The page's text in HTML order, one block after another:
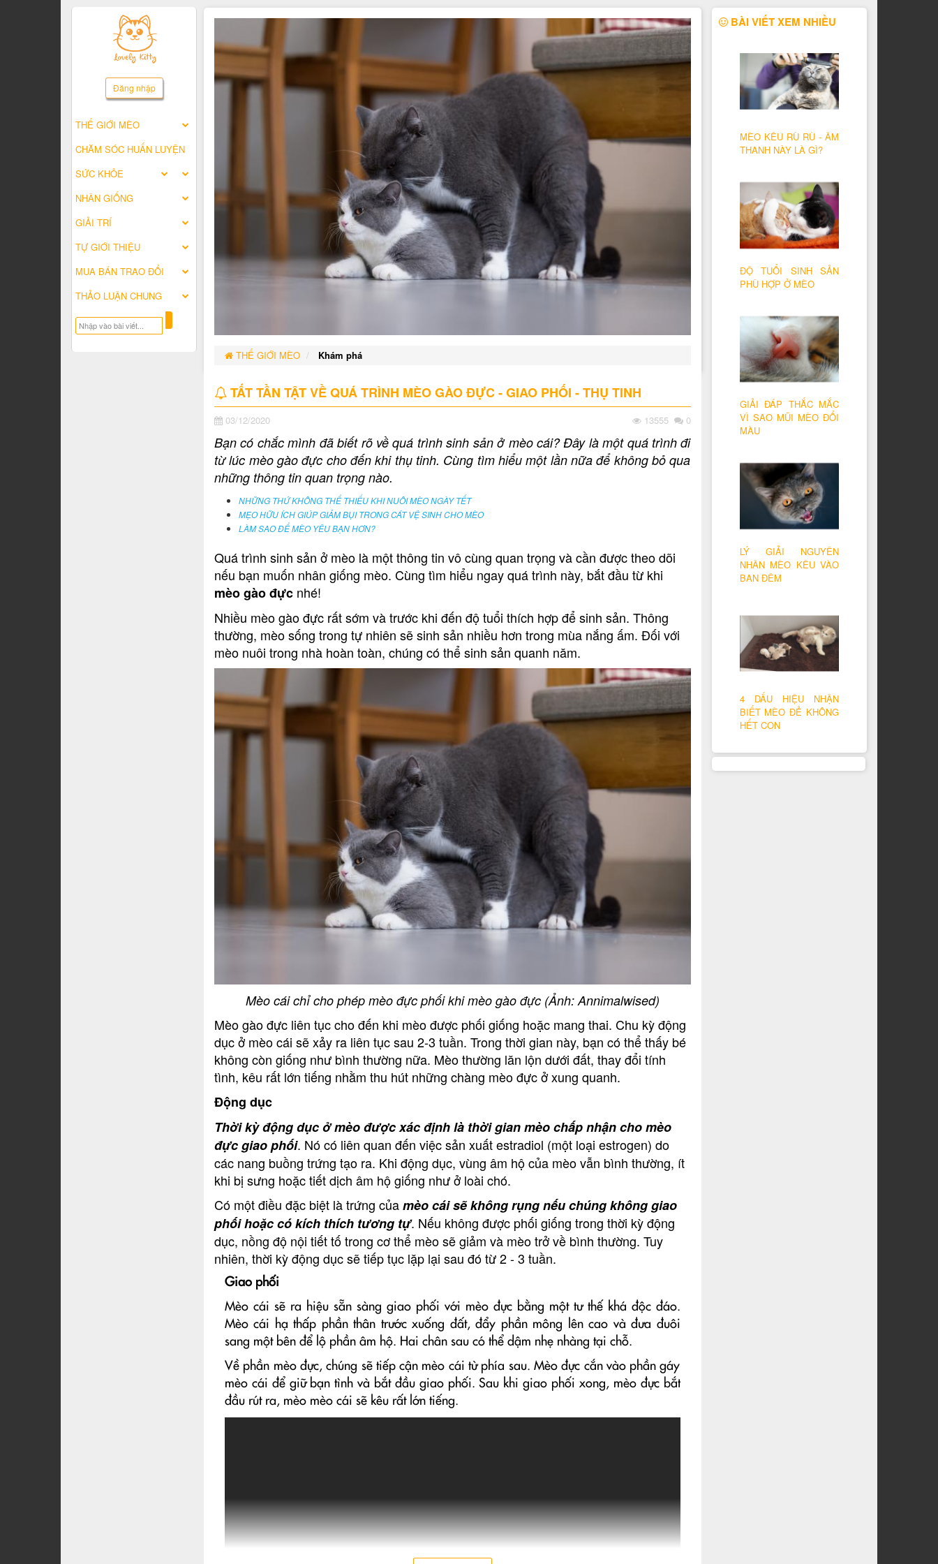
Đăng nhập
THẾ GIỚI MÈO
CHĂM SÓC HUẤN LUYỆN
SỨC KHỎE
NHÂN GIỐNG
GIẢI TRÍ
TỰ GIỚI THIỆU
MUA BÁN TRAO ĐỔI
THẢO LUẬN CHUNG
THẾ GIỚI MÈO Khám phá
TẤT TẦN TẬT VỀ QUÁ TRÌNH MÈO GÀO ĐỰC - GIAO PHỐI - THỤ TINH
03/12/2020 13555 0
Bạn có chắc mình đã biết rõ về quá trình sinh sản ở mèo cái? Đây là một quá trình đi
từ lúc mèo gào đực cho đến khi thụ tinh. Cùng tìm hiểu một lần nữa để không bỏ qua
những thông tin quan trọng nào.
NHỮNG THỨ KHÔNG THỂ THIẾU KHI NUÔI MÈO NGÀY TẾT
MẸO HỮU ÍCH GIÚP GIẢM BỤI TRONG CÁT VỆ SINH CHO MÈO
LÀM SAO ĐỂ MÈO YÊU BẠN HƠN?
Quá trình sinh sản ở mèo là một thông tin vô cùng quan trọng và cần được theo dõi
nếu bạn muốn nhân giống mèo. Cùng tìm hiểu ngay quá trình này, bắt đầu từ khi
mèo gào đực nhé!
Nhiều mèo gào đực rất sớm và trước khi đến độ tuổi thích hợp để sinh sản. Thông
thường, mèo sống trong tự nhiên sẽ sinh sản nhiều hơn trong mùa nắng ấm. Đối với
mèo nuôi trong nhà hoàn toàn, chúng có thể sinh sản quanh năm.
Mèo cái chỉ cho phép mèo đực phối khi mèo gào đực (Ảnh: Annimalwised)
Mèo gào đực liên tục cho đến khi mèo được phối giống hoặc mang thai. Chu kỳ động
dục ở mèo cái sẽ xảy ra liên tục sau 2-3 tuần. Trong thời gian này, bạn có thể thấy bé
không còn giống như bình thường nữa. Mèo thường lăn lộn dưới đất, thay đổi tính
tình, kêu rất lớn tiếng nhằm thu hút những chàng mèo đực ở xung quanh.
Động dục
Thời kỳ động dục ở mèo được xác định là thời gian mèo chấp nhận cho mèo
đực giao phối. Nó có liên quan đến việc sản xuất estradiol (một loại estrogen) do
các nang buồng trứng tạo ra. Khi động dục, vùng âm hộ của mèo vẫn bình thường, ít
khi bị sưng hoặc tiết dịch âm hộ giống như ở loài chó.
Có một điều đặc biệt là trứng củamèo cái sẽ không rụng nếu chúng không giao
phối hoặc có kích thích tương tự. Nếu không được phối giống trong thời kỳ động
dục, nồng độ nội tiết tố trong cơ thể mèo sẽ giảm và mèo trở về bình thường. Tuy
nhiên, thời kỳ động dục sẽ tiếp tục lặp lại sau đó từ 2 - 3 tuần.
Giao phối
Mèo cái sẽ ra hiệu sẵn sàng giao phối với mèo đực bằng một tư thế khá độc đáo.
Mèo cái hạ thấp phần thân trước xuống đất, đẩy phần mông lên cao và đưa đuôi
sang một bên để lộ phần âm hộ. Hai chân sau có thể dậm nhẹ nhàng tại chỗ.
Về phần mèo đực, chúng sẽ tiếp cận mèo cái từ phía sau. Mèo đực cắn vào phần gáy
mèo cái để giữ bạn tình và bắt đầu giao phối. Sau khi giao phối xong, mèo đực bắt
đầu rút ra, mèo mèo cái sẽ kêu rất lớn tiếng.
BÀI VIẾT XEM NHIỀU
MÈO KÊU RÙ RÙ - ÂM
THANH NÀY LÀ GÌ?
ĐỘ TUỔI SINH SẢN
PHÙ HỢP Ở MÈO
GIẢI ĐÁP THẮC MẮC
VÌ SAO MŨI MÈO ĐỔI
MÀU
LÝ GIẢI NGUYÊN
NHÂN MÈO KÊU VÀO
BAN ĐÊM
4 DẤU HIỆU NHẬN
BIẾT MÈO ĐẺ KHÔNG
HẾT CON